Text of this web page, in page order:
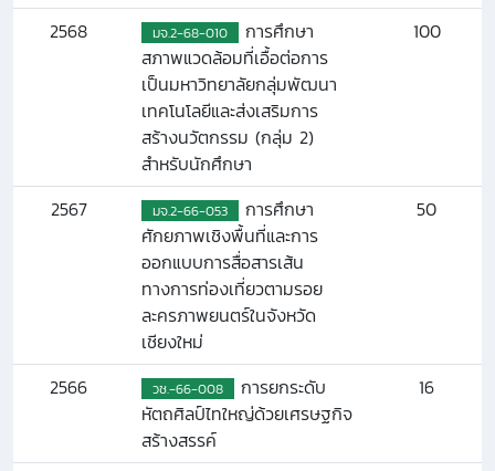
2568 มจ.2-68-010
การศึกษา
สภาพแวดล้อมที่เอื้อต่อการ
เป็นมหาวิทยาลัยกลุ่มพัฒนา
เทคโนโลยีและส่งเสริมการ
สร้างนวัตกรรม (กลุ่ม 2)
สำหรับนักศึกษา
100
2567 มจ.2-66-053
การศึกษา
ศักยภาพเชิงพื้นที่และการ
ออกแบบการสื่อสารเส้น
ทางการท่องเที่ยวตามรอย
ละครภาพยนตร์ในจังหวัด
เชียงใหม่
50
2566 วช.-66-008
การยกระดับ
หัตถศิลป์ไทใหญ่ด้วยเศรษฐกิจ
สร้างสรรค์
16